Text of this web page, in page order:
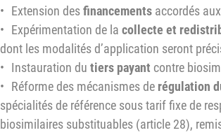
Extension desfinancements accordés
Expérimentation de la collecte et
dont les modalités d’application seront
Instauration du tiers payant contre
Réforme des mécanismes de régulation
spécialités de référence sous tarif fixe de
biosimilaires substituables (article 28),